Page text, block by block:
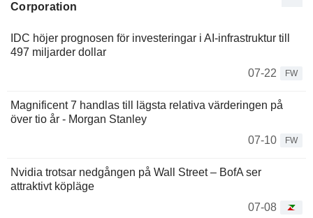
Corporation
IDC höjer prognosen för investeringar i AI-infrastruktur till
497 miljarder dollar
07-22
FW
Magnificent 7 handlas till lägsta relativa värderingen på
över tio år - Morgan Stanley
07-10
FW
Nvidia trotsar nedgången på Wall Street – BofA ser
attraktivt köpläge
07-08